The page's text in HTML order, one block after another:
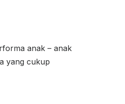
anak – anak
yang cukup